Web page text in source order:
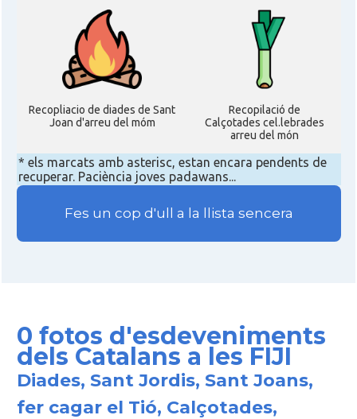
Recopliacio de diades de Sant
Joan d'arreu del móm
Recopilació de
Calçotades cel.lebrades
arreu del món
* els marcats amb asterisc, estan encara pendents de
recuperar. Paciència joves padawans...
Fes un cop d'ull a la llista sencera
0 fotos d'esdeveniments
dels Catalans a les FIJI
Diades, Sant Jordis, Sant Joans,
fer cagar el Tió, Calçotades,